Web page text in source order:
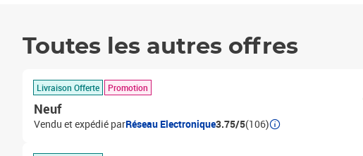
Toutes les autres offres
Livraison Offerte Promotion
Neuf
Vendu et expédié parRéseau Electronique3.75/5(106)